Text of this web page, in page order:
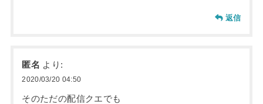
返信
匿名 より:
2020/03/20 04:50
そのただの配信クエでも